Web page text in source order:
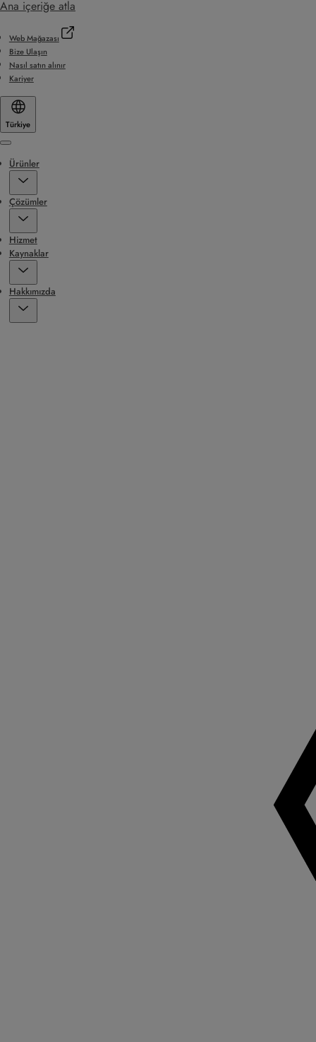
Ana içeriğe atla
Web Mağazası
Bize Ulaşın
Nasıl satın alınır
Kariyer
Türkiye
Menu
Ürünler
Çözümler
Hizmet
Kaynaklar
Hakkımızda